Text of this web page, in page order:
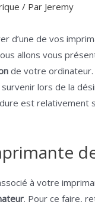
/ Par Jeremy
d’une de vos
allons vous
de votre
lors de la
est relativement
à votre
. Pour ce faire,